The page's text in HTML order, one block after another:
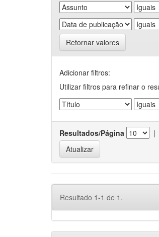
Retornar valores
Adicionar filtros:
Utilizar filtros para refinar o
Resultados/Página |
Resultado 1-1 de 1.